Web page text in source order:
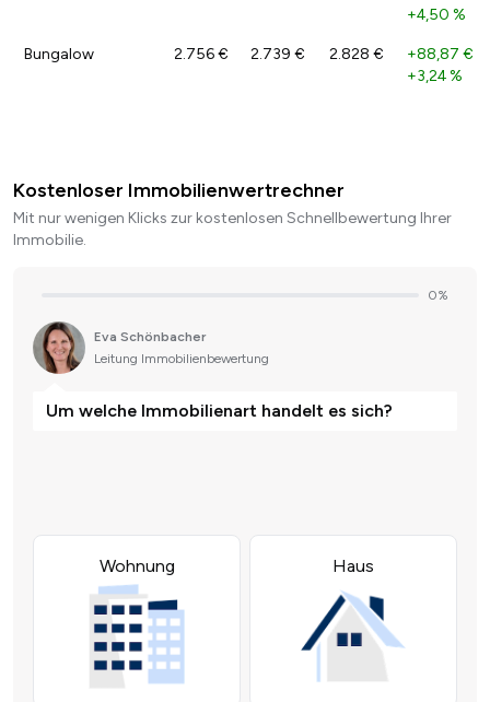
+4,50 %
Bungalow 2.756 € 2.739 € 2.828 € +88,87 €
+3,24 %
Kostenloser Immobilienwertrechner
Mit nur wenigen Klicks zur kostenlosen Schnellbewertung Ihrer
Immobilie.